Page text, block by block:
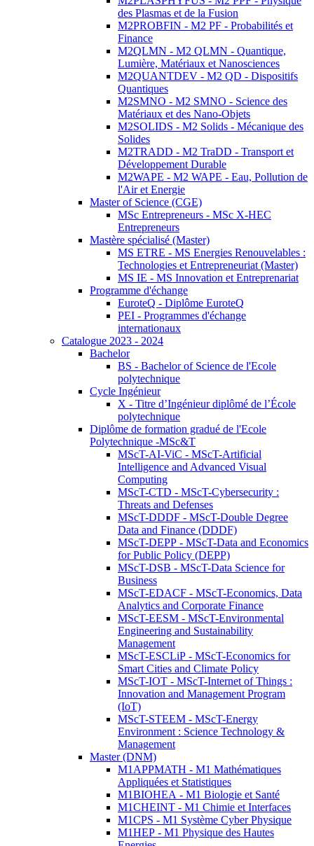
des Plasmas et de la Fusion
M2PROBFIN - M2 PF - Probabilités et
Finance
M2QLMN - M2 QLMN - Quantique,
Lumière, Matériaux et Nanosciences
M2QUANTDEV - M2 QD - Dispositifs
Quantiques
M2SMNO - M2 SMNO - Science des
Matériaux et des Nano-Objets
M2SOLIDS - M2 Solids - Mécanique des
Solides
M2TRADD - M2 TraDD - Transport et
Développement Durable
M2WAPE - M2 WAPE - Eau, Pollution de
l'Air et Energie
Master of Science (CGE)
MSc Entrepreneurs - MSc X-HEC
Entrepreneurs
Mastère spécialisé (Master)
MS ETRE - MS Energies Renouvelables :
Technologies et Entrepreneuriat (Master)
MS IE - MS Innovation et Entreprenariat
Programme d'échange
EuroteQ - Diplôme EuroteQ
PEI - Programmes d'échange
internationaux
Catalogue 2023 - 2024
Bachelor
BS - Bachelor of Science de l'Ecole
polytechnique
Cycle Ingénieur
X - Titre d’Ingénieur diplômé de l’École
polytechnique
Diplôme de formation gradué de l'Ecole
Polytechnique -MSc&T
MScT-AI-ViC - MScT-Artificial
Intelligence and Advanced Visual
Computing
MScT-CTD - MScT-Cybersecurity :
Threats and Defenses
MScT-DDDF - MScT-Double Degree
Data and Finance (DDDF)
MScT-DEPP - MScT-Data and Economics
for Public Policy (DEPP)
MScT-DSB - MScT-Data Science for
Business
MScT-EDACF - MScT-Economics, Data
Analytics and Corporate Finance
MScT-EESM - MScT-Environmental
Engineering and Sustainability
Management
MScT-ESCLiP - MScT-Economics for
Smart Cities and Climate Policy
MScT-IOT - MScT-Internet of Things :
Innovation and Management Program
(IoT)
MScT-STEEM - MScT-Energy
Environment : Science Technology &
Management
Master (DNM)
M1APPMATH - M1 Mathématiques
Appliquées et Statistiques
M1BIOHEA - M1 Biologie et Santé
M1CHEINT - M1 Chimie et Interfaces
M1CPS - M1 Système Cyber Physique
M1HEP - M1 Physique des Hautes